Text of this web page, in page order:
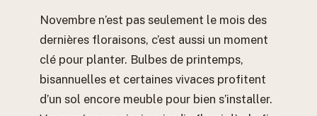
Novembre n’est pas seulement le mois des
dernières floraisons, c’est aussi un moment
clé pour planter. Bulbes de printemps,
bisannuelles et certaines vivaces profitent
d’un sol encore meuble pour bien s’installer.